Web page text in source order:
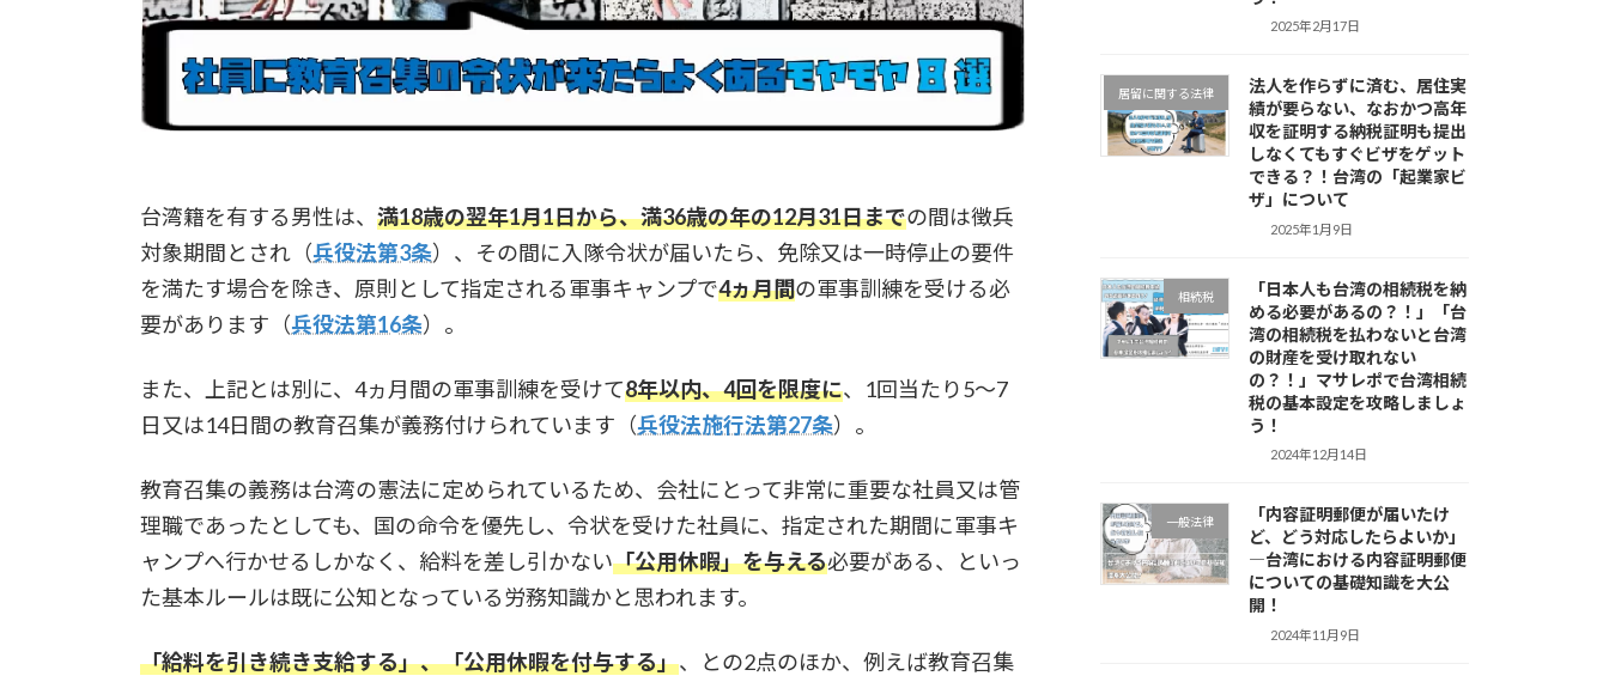
台湾籍を有する男性は、 満18歳の翌年1月1日から、満36歳の年の12月31日までの間は徴兵
対象期間とされ（兵役法第3条）、その間に入隊令状が届いたら、免除又は一時停止の要件
を満たす場合を除き、原則として指定される軍事キャンプで4ヵ月間の軍事訓練を受ける必
要があります（兵役法第16条）。
また、上記とは別に、4ヵ月間の軍事訓練を受けて8年以内、4回を限度に、1回当たり5～7
日又は14日間の教育召集が義務付けられています（兵役法施行法第27条）。
教育召集の義務は台湾の憲法に定められているため、会社にとって非常に重要な社員又は管
理職であったとしても、国の命令を優先し、令状を受けた社員に、指定された期間に軍事キ
ャンプへ行かせるしかなく、給料を差し引かない「公用休暇」を与える必要がある、といっ
た基本ルールは既に公知となっている労務知識かと思われます。
「給料を引き続き支給する」、「公用休暇を付与する」、との2点のほか、例えば教育召集
2025年2月17日
居留に関する法律
法人を作らずに済む、居住実
績が要らない、なおかつ高年
収を証明する納税証明も提出
しなくてもすぐビザをゲット
できる？！台湾の「起業家ビ
ザ」について
2025年1月9日
相続税
「日本人も台湾の相続税を納
める必要があるの？！」「台
湾の相続税を払わないと台湾
の財産を受け取れない
の？！」マサレポで台湾相続
税の基本設定を攻略しましょ
う！
2024年12月14日
一般法律
「内容証明郵便が届いたけ
ど、どう対応したらよいか」
―台湾における内容証明郵便
についての基礎知識を大公
開！
2024年11月9日